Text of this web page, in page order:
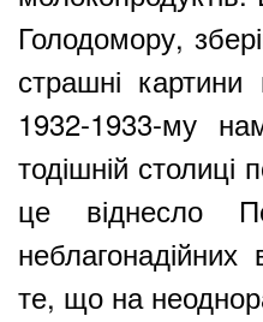
Голодомору,
страшні картини
1932-1933-му
тодішній
це віднесло
те, що на